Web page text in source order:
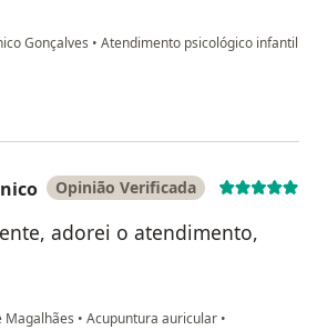
Gonçalves • Atendimento psicológico infantil
Opinião Verificada
adorei o atendimento,
Magalhães • Acupuntura auricular •